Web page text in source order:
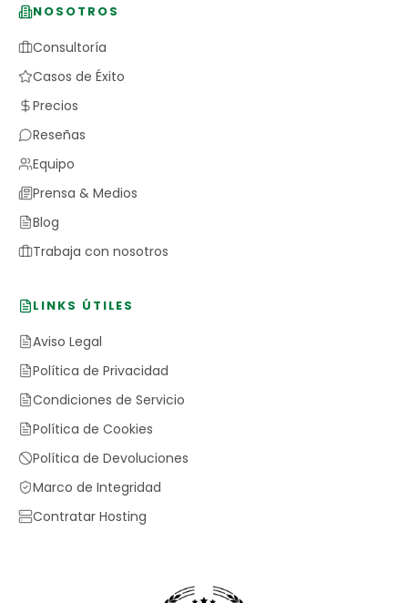
NOSOTROS
Consultoría
Casos de Éxito
Precios
Reseñas
Equipo
Prensa & Medios
Blog
Trabaja con nosotros
LINKS ÚTILES
Aviso Legal
Política de Privacidad
Condiciones de Servicio
Política de Cookies
Política de Devoluciones
Marco de Integridad
Contratar Hosting